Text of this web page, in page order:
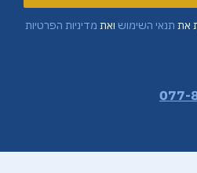
את תנאי השימוש ואת מדיניות הפרטיות
077-